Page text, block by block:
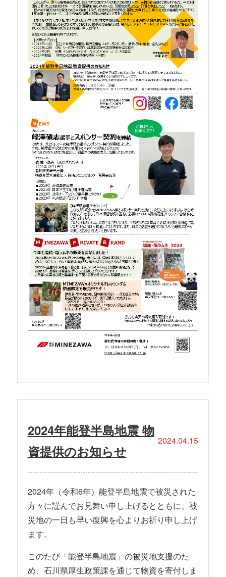
2024年能登半島地震 物
資提供のお知らせ
2024.04.15
2024年（令和6年）能登半島地震で被災された
方々に謹んでお見舞い申し上げるとともに、被
災地の一日も早い復興を心よりお祈り申し上げ
ます。
このたび「能登半島地震」の被災地支援のた
め、石川県厚生政策課を通じて物資を寄付しま